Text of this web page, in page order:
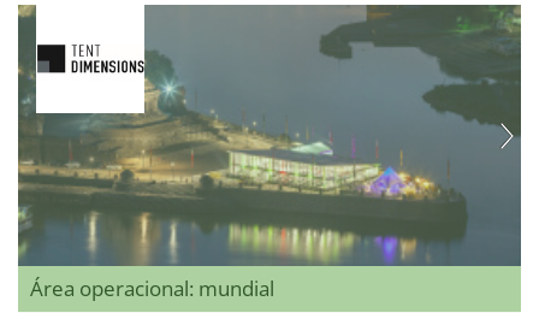
Área operacional: mundial